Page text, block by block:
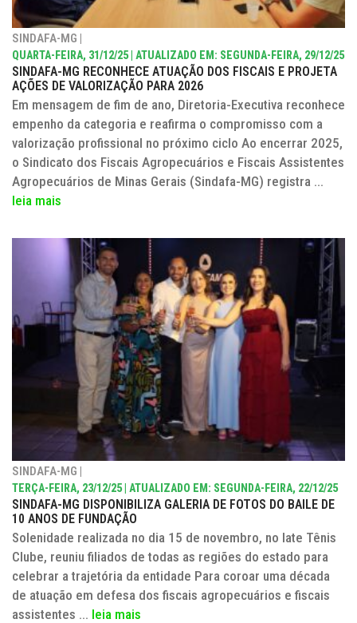
SINDAFA-MG |
QUARTA-FEIRA, 31/12/25 | ATUALIZADO EM: SEGUNDA-FEIRA, 29/12/25
SINDAFA-MG RECONHECE ATUAÇÃO DOS FISCAIS E PROJETA
AÇÕES DE VALORIZAÇÃO PARA 2026
Em mensagem de fim de ano, Diretoria-Executiva reconhece
empenho da categoria e reafirma o compromisso com a
valorização profissional no próximo ciclo Ao encerrar 2025,
o Sindicato dos Fiscais Agropecuários e Fiscais Assistentes
Agropecuários de Minas Gerais (Sindafa-MG) registra ...
leia mais
SINDAFA-MG |
TERÇA-FEIRA, 23/12/25 | ATUALIZADO EM: SEGUNDA-FEIRA, 22/12/25
SINDAFA-MG DISPONIBILIZA GALERIA DE FOTOS DO BAILE DE
10 ANOS DE FUNDAÇÃO
Solenidade realizada no dia 15 de novembro, no Iate Tênis
Clube, reuniu filiados de todas as regiões do estado para
celebrar a trajetória da entidade Para coroar uma década
de atuação em defesa dos fiscais agropecuários e fiscais
assistentes ... leia mais